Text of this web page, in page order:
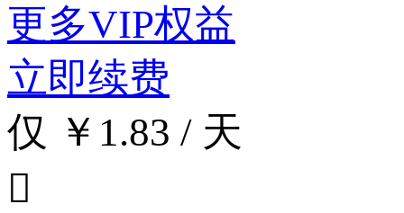
更多VIP权益
立即续费
仅 ￥1.83 / 天
